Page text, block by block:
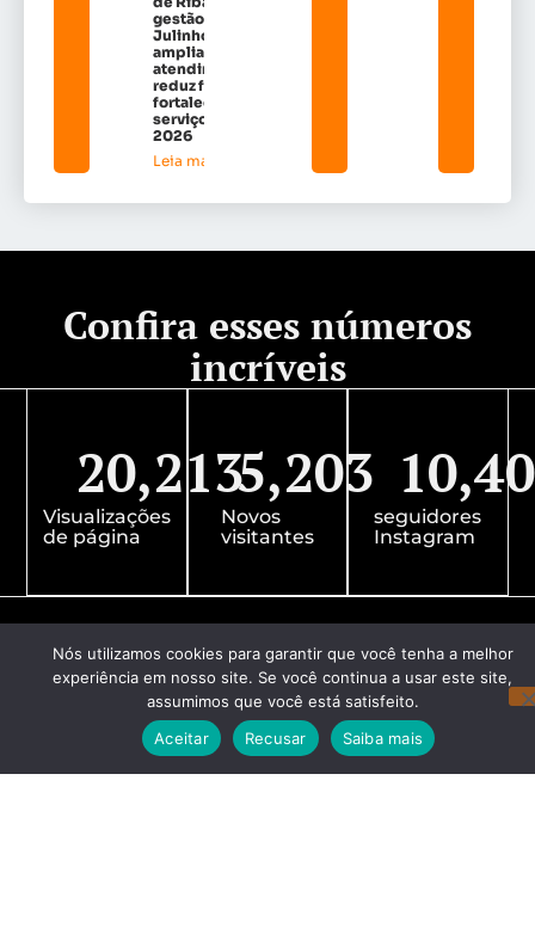
gestão de Dr.
Julinho
amplia
atendimentos,
reduz filas e
fortalece
serviços em
2026
Leia mais »
Confira esses números
incríveis
Visualizações
de página
20,213
Novos
visitantes
5,203
seguidores
Instagram
Nós utilizamos cookies para garantir que você tenha a melhor
experiência em nosso site. Se você continua a usar este site,
assumimos que você está satisfeito.
Aceitar
Recusar Saiba mais